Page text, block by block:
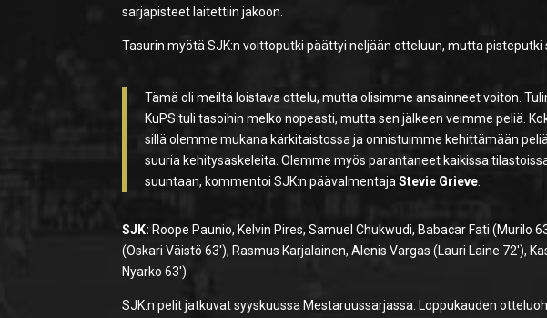
sarjapisteet laitettiin jakoon.
Tasurin myötä SJK:n voittoputki päättyi neljään otteluun, mutta
Tämä oli meiltä loistava ottelu, mutta olisimme ansainneet voiton.
KuPS tuli tasoihin melko nopeasti, mutta sen jälkeen veimme peliä.
sillä olemme mukana kärkitaistossa ja onnistuimme kehittämään
suuria kehitysaskeleita. Olemme myös parantaneet kaikissa
suuntaan, kommentoi SJK:n päävalmentajaStevie Grieve.
SJK: Roope Paunio, Kelvin Pires, Samuel Chukwudi, Babacar Fati (Murilo
(Oskari Väistö 63′), Rasmus Karjalainen, Alenis Vargas (Lauri Laine 72′),
Nyarko 63′)
SJK:n pelit jatkuvat syyskuussa Mestaruussarjassa. Loppukauden